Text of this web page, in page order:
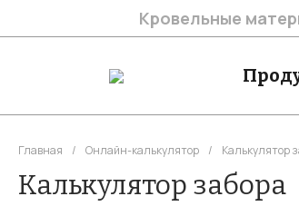
Кровельные
Главная / Онлайн-калькулятор / Калькулятор
Калькулятор забора